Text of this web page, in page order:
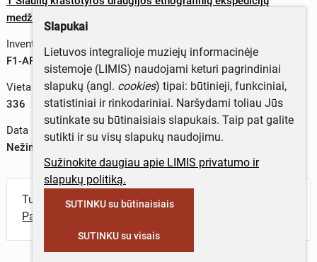
medžiaga
Inventorinis numeris
F1-AP8-B1-L336
Vieta byloje
336
Data
Nežinoma data
Turite daugiau informacijos apie objektą?
Parašykite mums!
Slapukai
Lietuvos integralioje muziejų informacinėje
sistemoje (LIMIS) naudojami keturi pagrindiniai
slapukų (angl. cookies) tipai: būtinieji, funkciniai,
statistiniai ir rinkodariniai. Naršydami toliau Jūs
sutinkate su būtinaisiais slapukais. Taip pat galite
sutikti ir su visų slapukų naudojimu.
Sužinokite daugiau apie LIMIS privatumo ir
slapukų politiką.
SUTINKU su būtinaisiais
SUTINKU su visais